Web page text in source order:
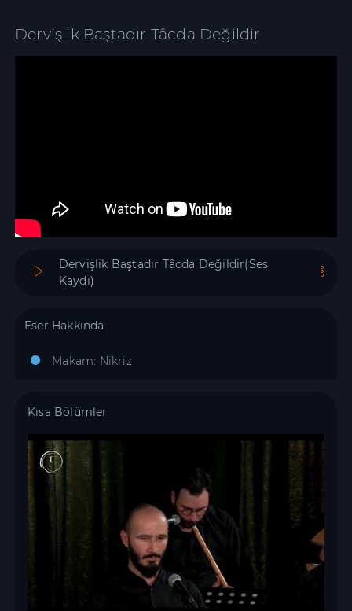
Dervişlik Baştadır Tâcda Değildir
Dervişlik Baştadır Tâcda Değildir(Ses
Kaydı)
Eser Hakkında
Makam: Nikriz
Kısa Bölümler